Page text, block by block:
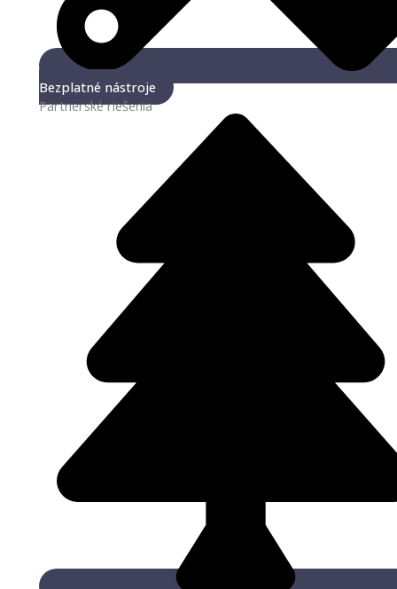
Bezplatné nástroje
Partnerské riešenia